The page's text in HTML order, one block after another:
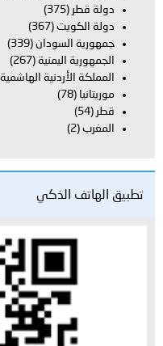
دولة قطر (375)
دولة الكويت (367)
جمهورية السودان (339)
الجمهورية اليمنية (267)
المملكة الأردنية الهاشمية
موريتانيا (78)
قطر (54)
المغرب (2)
تطبيق الهاتف الذكي